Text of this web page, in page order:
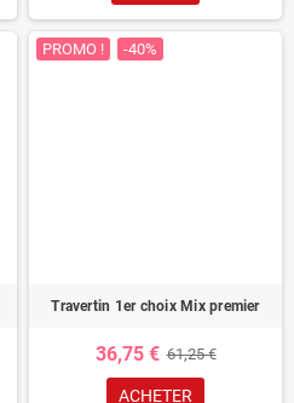
PROMO ! -40%
Travertin 1er choix Mix premier
36,75 € 61,25 €
ACHETER